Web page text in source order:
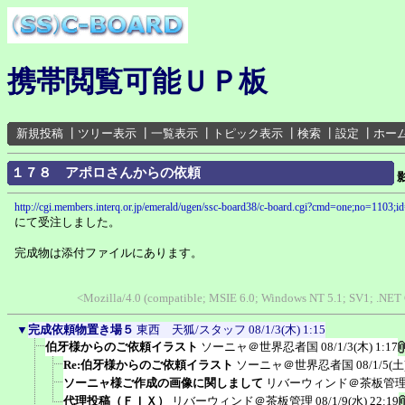
携帯閲覧可能ＵＰ板
新規投稿 ツリー表示 一覧表示 トピック表示 検索 設定 ホー
１７８ アポロさんからの依頼
http://cgi.members.interq.or.jp/emerald/ugen/ssc-board38/c-
にて受注しました。
完成物は添付ファイルにあります。
<Mozilla/4.0 (compatible; MSIE 6.0; Windows NT 5.1; SV1;
▼ 完成依頼物置き場５ 東西 天狐/スタッフ 08/1/3(木) 1:15
伯牙様からのご依頼イラスト ソーニャ＠世界忍者国 08/1/3(木) 1:17
Re:伯牙様からのご依頼イラスト ソーニャ＠世界忍者国 08/1/5(
ソーニャ様ご作成の画像に関しまして リバーウィンド＠茶板管
代理投稿（ＦＩＸ）
リバーウィンド＠茶板管理 08/1/9(水) 22:19